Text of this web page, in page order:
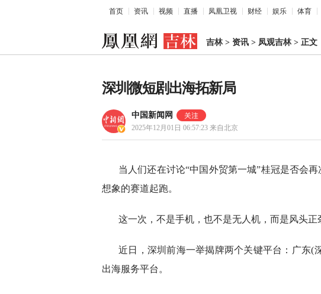
首页 资讯 视频 直播 凤凰卫视 财经 娱乐 体育
吉林> 资讯 > 凤观吉林> 正文
深圳微短剧出海拓新局
中国新闻网
2025年12月01日 06:57:23 来自北京
当人们还在讨论“中国外贸第一城”桂冠是否会
想象的赛道起跑。
这一次，不是手机，也不是无人机，而是风头正
近日，深圳前海一举揭牌两个关键平台：广东(
出海服务平台。